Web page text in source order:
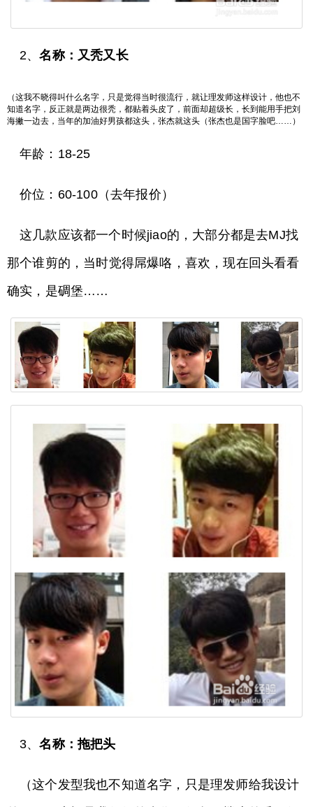
2、名称：又秃又长
（这我不晓得叫什么名字，只是觉得当时很流行，就让理发师这样设计，他也不
知道名字，反正就是两边很秃，都贴着头皮了，前面却超级长，长到能用手把刘
海撇一边去，当年的加油好男孩都这头，张杰就这头（张杰也是国字脸吧……）
年龄：18-25
价位：60-100（去年报价）
这几款应该都一个时候jiao的，大部分都是去MJ找
那个谁剪的，当时觉得屌爆咯，喜欢，现在回头看看
确实，是碉堡……
3、名称：拖把头
（这个发型我也不知道名字，只是理发师给我设计